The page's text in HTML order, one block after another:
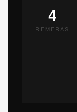
4
REMERAS